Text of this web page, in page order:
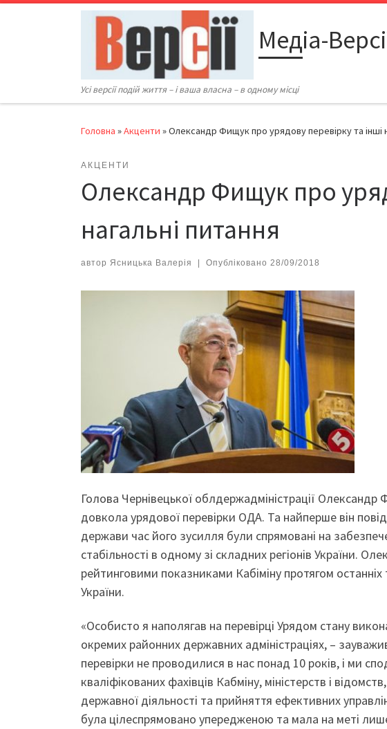
Перейти до вмісту
Медіа-
Усі версії подій життя – і ваша власна – в одному місці
Головна »Акценти »Олександр Фищук про урядову перевірку та інші
АКЦЕНТИ
Олександр Фищук про
нагальні питання
автор Ясницька Валерія Опубліковано 28/09/2018
Голова Чернівецької облдержадміністрації
довкола урядової перевірки ОДА. Та найперше він
держави час його зусилля були спрямовані на
стабільності в одному зі складних регіонів України.
рейтинговими показниками Кабіміну протягом
України.
«Особисто я наполягав на перевірці Урядом стану
окремих районних державних адміністраціях, –
перевірки не проводилися в нас понад 10 років, і ми
кваліфікованих фахівців Кабміну, міністерств і
державної діяльності та прийняття ефективних
була цілеспрямовано упередженою та мала на меті